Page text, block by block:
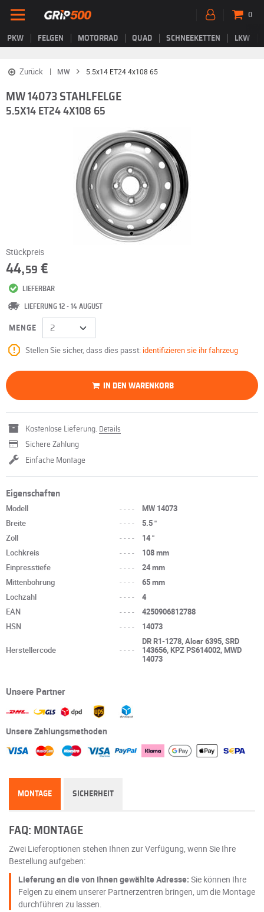
PKW FELGEN MOTORRAD QUAD SCHNEEKETTEN LKW
0
Zurück MW 5.5x14 ET24 4x108 65
MW 14073 STAHLFELGE
5.5X14 ET24 4X108 65
Stückpreis
44,59 €
LIEFERBAR
LIEFERUNG 12 - 14 AUGUST
MENGE
Stellen Sie sicher, dass dies passt: identifizieren sie ihr fahrzeug
IN DEN WARENKORB
Kostenlose Lieferung. Details
Sichere Zahlung
Einfache Montage
Eigenschaften
Modell ----
MW 14073
Breite
----
5.5 "
Zoll
----
14 "
Lochkreis
----
108 mm
Einpresstiefe
----
24 mm
Mittenbohrung
----
65 mm
Lochzahl
----
4
EAN
----
4250906812788
HSN
---- 14073
Herstellercode ----
DR R1-1278, Alcar 6395, SRD
143656, KPZ PS614002, MWD
14073
Unsere Partner
Unsere Zahlungsmethoden
MONTAGE SICHERHEIT
FAQ: MONTAGE
Zwei Lieferoptionen stehen Ihnen zur Verfügung, wenn Sie Ihre
Bestellung aufgeben:
Lieferung an die von Ihnen gewählte Adresse: Sie können Ihre
Felgen zu einem unserer Partnerzentren bringen, um die Montage
durchführen zu lassen.